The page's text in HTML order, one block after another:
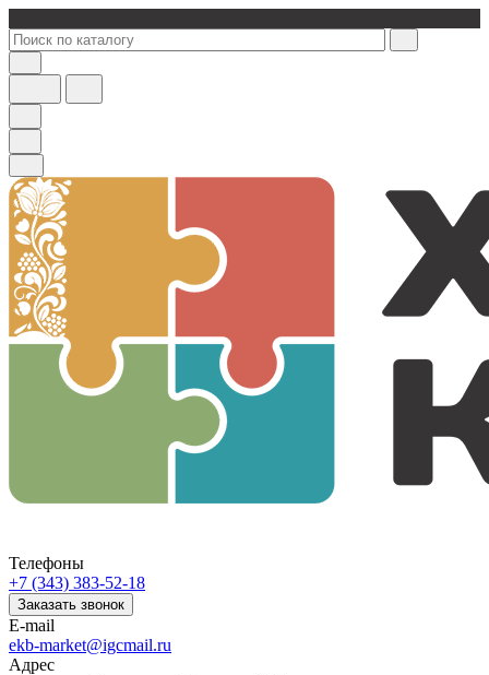
Телефоны
+7 (343) 383-52-18
Заказать звонок
E-mail
ekb-market@igcmail.ru
Адрес